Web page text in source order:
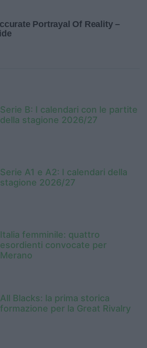
Serie B: I calendari con le partite
della stagione 2026/27
Serie A1 e A2: I calendari della
stagione 2026/27
Italia femminile: quattro
esordienti convocate per
Merano
All Blacks: la prima storica
formazione per la Great Rivalry